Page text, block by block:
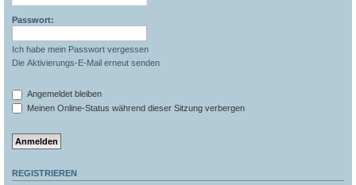
Passwort:
Ich habe mein Passwort vergessen
Die Aktivierungs-E-Mail erneut senden
Angemeldet bleiben
Meinen Online-Status während dieser Sitzung verbergen
REGISTRIEREN